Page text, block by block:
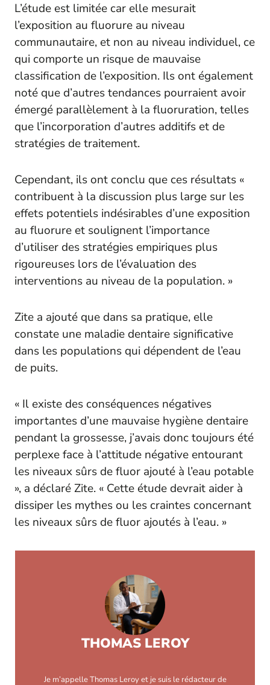
L’étude est limitée car elle mesurait
l’exposition au fluorure au niveau
communautaire, et non au niveau individuel, ce
qui comporte un risque de mauvaise
classification de l’exposition. Ils ont également
noté que d’autres tendances pourraient avoir
émergé parallèlement à la fluoruration, telles
que l’incorporation d’autres additifs et de
stratégies de traitement.
Cependant, ils ont conclu que ces résultats «
contribuent à la discussion plus large sur les
effets potentiels indésirables d’une exposition
au fluorure et soulignent l’importance
d’utiliser des stratégies empiriques plus
rigoureuses lors de l’évaluation des
interventions au niveau de la population. »
Zite a ajouté que dans sa pratique, elle
constate une maladie dentaire significative
dans les populations qui dépendent de l’eau
de puits.
« Il existe des conséquences négatives
importantes d’une mauvaise hygiène dentaire
pendant la grossesse, j’avais donc toujours été
perplexe face à l’attitude négative entourant
les niveaux sûrs de fluor ajouté à l’eau potable
», a déclaré Zite. « Cette étude devrait aider à
dissiper les mythes ou les craintes concernant
les niveaux sûrs de fluor ajoutés à l’eau. »
THOMAS LEROY
Je m’appelle Thomas Leroy et je suis le rédacteur de